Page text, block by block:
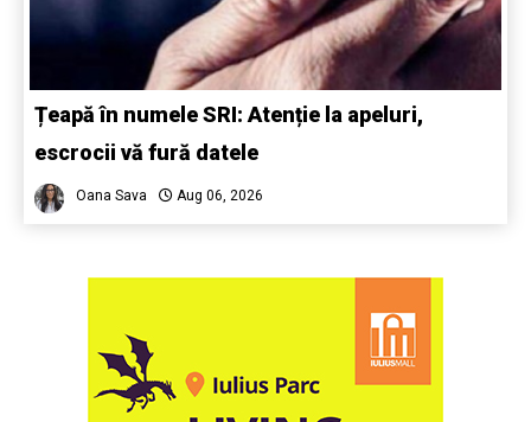
Țeapă în numele SRI: Atenție la apeluri,
escrocii vă fură datele
Oana Sava Aug 06, 2026